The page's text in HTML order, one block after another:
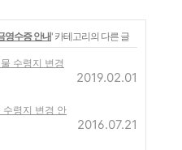
영수증 안내' 카테고리의 다른 글
수령지 변경
2019.02.01
수령지 변경 안
2016.07.21